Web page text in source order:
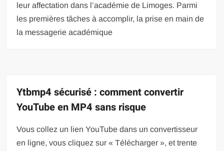
leur affectation dans l’académie de Limoges. Parmi
les premières tâches à accomplir, la prise en main de
la messagerie académique
Ytbmp4 sécurisé : comment convertir
YouTube en MP4 sans risque
Vous collez un lien YouTube dans un convertisseur
en ligne, vous cliquez sur « Télécharger », et trente